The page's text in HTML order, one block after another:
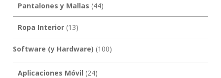
Pantalones y Mallas (44)
Ropa Interior(13)
Software (y Hardware) (100)
Aplicaciones Móvil (24)